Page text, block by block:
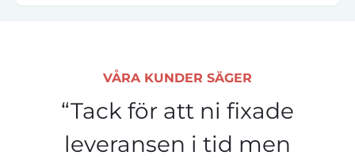
VÅRA KUNDER SÄGER
“Tack för att ni fixade
leveransen i tid men